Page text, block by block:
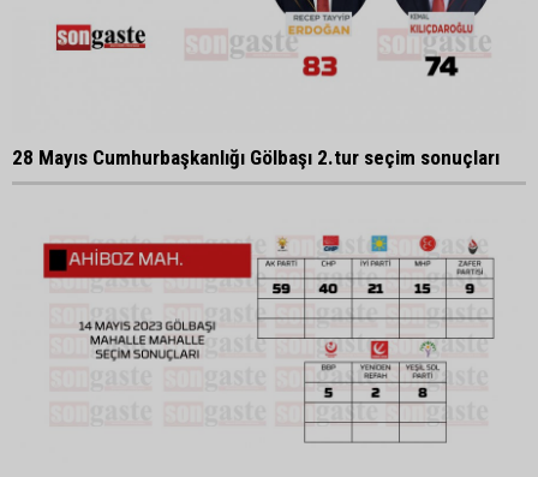
28 Mayıs Cumhurbaşkanlığı Gölbaşı 2.tur seçim sonuçları